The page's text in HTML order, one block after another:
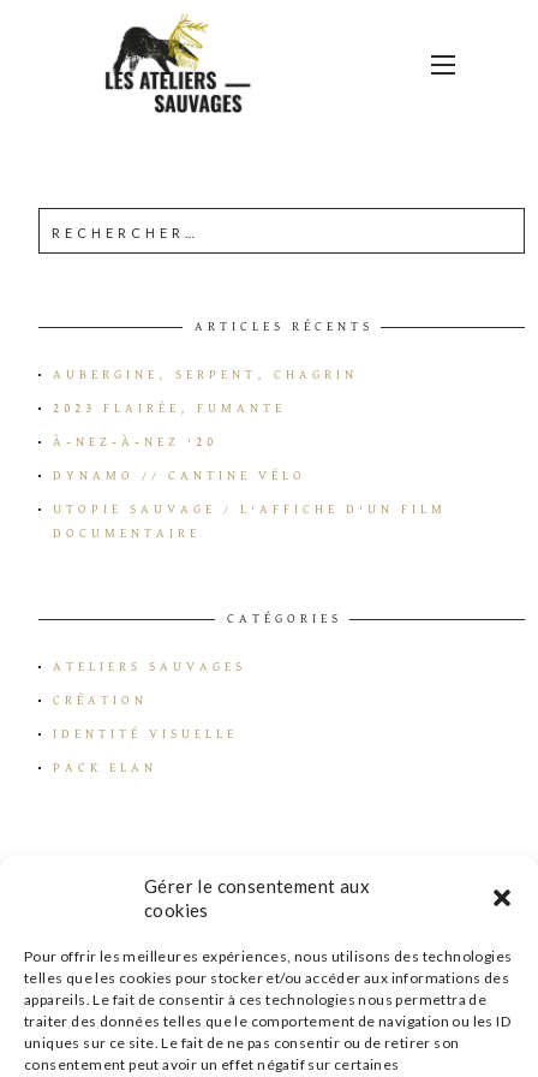
Gérer le consentement aux
cookies
Pour offrir les meilleures expériences, nous utilisons des technologies
telles que les cookies pour stocker et/ou accéder aux informations des
appareils. Le fait de consentir à ces technologies nous permettra de
traiter des données telles que le comportement de navigation ou les ID
uniques sur ce site. Le fait de ne pas consentir ou de retirer son
consentement peut avoir un effet négatif sur certaines
ARTICLES RÉCENTS
AUBERGINE, SERPENT, CHAGRIN
2023 FLAIRÉE, FUMANTE
À-NEZ-À-NEZ ’20
DYNAMO // CANTINE VÉLO
UTOPIE SAUVAGE / L’AFFICHE D’UN FILM
DOCUMENTAIRE
CATÉGORIES
ATELIERS SAUVAGES
CRÉATION
IDENTITÉ VISUELLE
PACK ELAN